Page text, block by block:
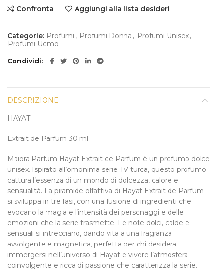
Confronta Aggiungi alla lista desideri
Categorie: Profumi , Profumi Donna , Profumi Unisex,
Profumi Uomo
Condividi
DESCRIZIONE
HAYAT
Extrait de Parfum 30 ml
Maiora Parfum Hayat Extrait de Parfum è un profumo dolce
unisex. Ispirato all’omonima serie TV turca, questo profumo
cattura l’essenza di un mondo di dolcezza, calore e
sensualità. La piramide olfattiva di Hayat Extrait de Parfum
si sviluppa in tre fasi, con una fusione di ingredienti che
evocano la magia e l’intensità dei personaggi e delle
emozioni che la serie trasmette. Le note dolci, calde e
sensuali si intrecciano, dando vita a una fragranza
avvolgente e magnetica, perfetta per chi desidera
immergersi nell’universo di Hayat e vivere l’atmosfera
coinvolgente e ricca di passione che caratterizza la serie.